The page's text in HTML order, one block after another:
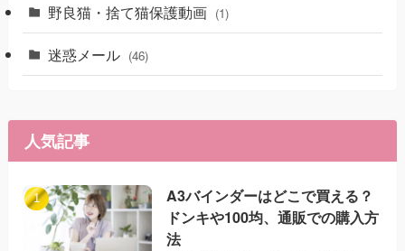
野良猫・捨て猫保護動画 (1)
迷惑メール (46)
人気記事
A3バインダーはどこで買える？
ドンキや100均、通販での購入方
法